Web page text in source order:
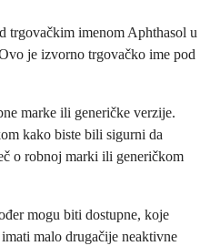
trgovačkim imenom Aphthasol u
je izvorno trgovačko ime pod
marke ili generičke verzije.
kako biste bili sigurni da
o robnoj marki ili generičkom
mogu biti dostupne, koje
malo drugačije neaktivne